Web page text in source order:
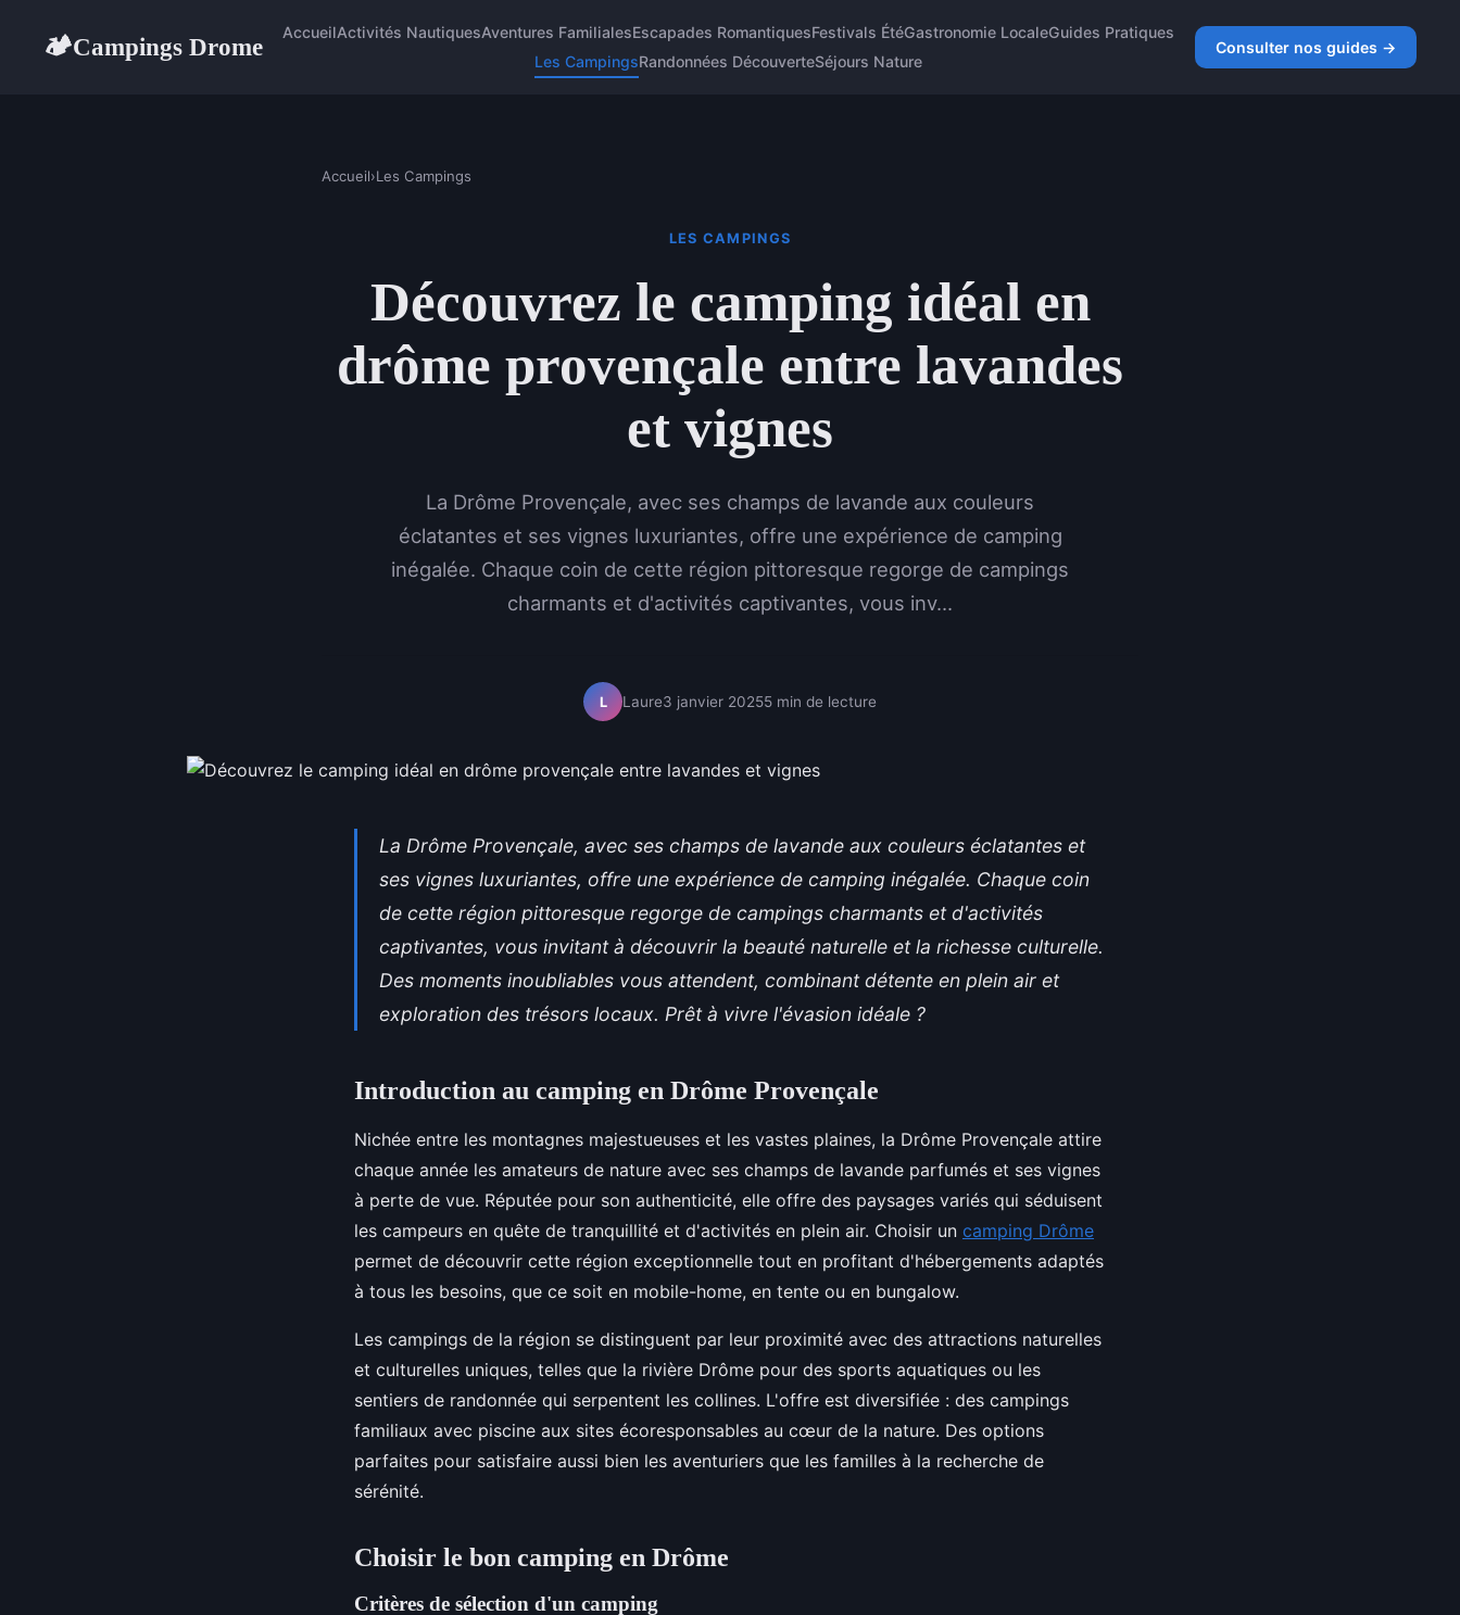
🏕Campings Drome AccueilActivités NautiquesAventures FamilialesEscapades RomantiquesFestivals ÉtéGastronomie LocaleGuides Pratiques
Les CampingsRandonnées DécouverteSéjours Nature
Consulter nos guides →
Accueil›Les Campings
LES CAMPINGS
Découvrez le camping idéal en
drôme provençale entre lavandes
et vignes
La Drôme Provençale, avec ses champs de lavande aux couleurs
éclatantes et ses vignes luxuriantes, offre une expérience de camping
inégalée. Chaque coin de cette région pittoresque regorge de campings
charmants et d'activités captivantes, vous inv...
L Laure3 janvier 20255 min de lecture
La Drôme Provençale, avec ses champs de lavande aux couleurs éclatantes et
ses vignes luxuriantes, offre une expérience de camping inégalée. Chaque coin
de cette région pittoresque regorge de campings charmants et d'activités
captivantes, vous invitant à découvrir la beauté naturelle et la richesse culturelle.
Des moments inoubliables vous attendent, combinant détente en plein air et
exploration des trésors locaux. Prêt à vivre l'évasion idéale ?
Introduction au camping en Drôme Provençale
Nichée entre les montagnes majestueuses et les vastes plaines, la Drôme Provençale attire
chaque année les amateurs de nature avec ses champs de lavande parfumés et ses vignes
à perte de vue. Réputée pour son authenticité, elle offre des paysages variés qui séduisent
les campeurs en quête de tranquillité et d'activités en plein air. Choisir un camping Drôme
permet de découvrir cette région exceptionnelle tout en profitant d'hébergements adaptés
à tous les besoins, que ce soit en mobile-home, en tente ou en bungalow.
Les campings de la région se distinguent par leur proximité avec des attractions naturelles
et culturelles uniques, telles que la rivière Drôme pour des sports aquatiques ou les
sentiers de randonnée qui serpentent les collines. L'offre est diversifiée : des campings
familiaux avec piscine aux sites écoresponsables au cœur de la nature. Des options
parfaites pour satisfaire aussi bien les aventuriers que les familles à la recherche de
sérénité.
Choisir le bon camping en Drôme
Critères de sélection d'un camping